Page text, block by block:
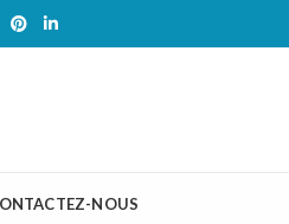
NOUS